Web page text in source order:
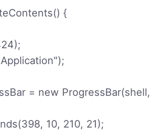
{
= new ProgressBar(shell,
10, 210, 21);